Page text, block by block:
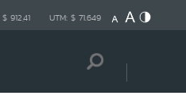
$ 912,41 UTM: $ 71.649